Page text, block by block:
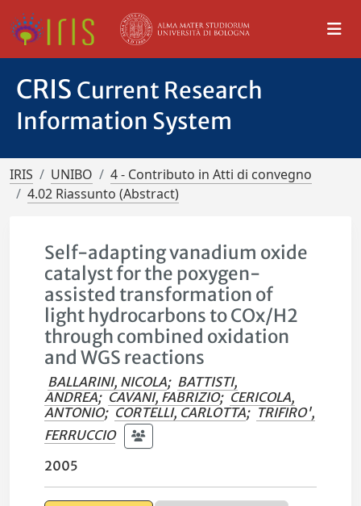
CRIS Current Research
Information System
IRIS UNIBO
4 - Contributo in Atti di convegno
4.02 Riassunto (Abstract)
Self-adapting vanadium oxide
catalyst for the poxygen-
assisted transformation of
light hydrocarbons to COx/H2
through combined oxidation
and WGS reactions
BALLARINI, NICOLA; BATTISTI,
ANDREA; CAVANI, FABRIZIO; CERICOLA,
ANTONIO; CORTELLI, CARLOTTA; TRIFIRO',
FERRUCCIO
2005